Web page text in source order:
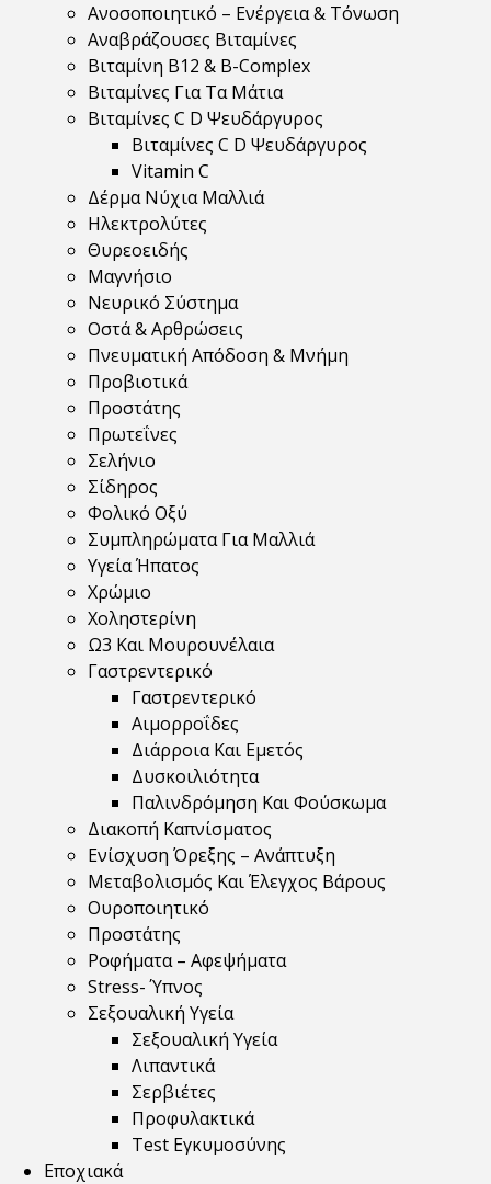
Ανοσοποιητικό – Ενέργεια & Τόνωση
Αναβράζουσες Βιταμίνες
Βιταμίνη B12 & Β-Complex
Βιταμίνες Για Τα Μάτια
Βιταμίνες C D Ψευδάργυρος
Βιταμίνες C D Ψευδάργυρος
Vitamin C
Δέρμα Νύχια Μαλλιά
Ηλεκτρολύτες
Θυρεοειδής
Μαγνήσιο
Νευρικό Σύστημα
Οστά & Αρθρώσεις
Πνευματική Απόδοση & Μνήμη
Προβιοτικά
Προστάτης
Πρωτεΐνες
Σελήνιο
Σίδηρος
Φολικό Οξύ
Συμπληρώματα Για Μαλλιά
Υγεία Ήπατος
Χρώμιο
Χοληστερίνη
Ω3 Και Μουρουνέλαια
Γαστρεντερικό
Γαστρεντερικό
Αιμορροΐδες
Διάρροια Και Εμετός
Δυσκοιλιότητα
Παλινδρόμηση Και Φούσκωμα
Διακοπή Καπνίσματος
Ενίσχυση Όρεξης – Ανάπτυξη
Μεταβολισμός Και Έλεγχος Βάρους
Ουροποιητικό
Προστάτης
Ροφήματα – Αφεψήματα
Stress- Ύπνος
Σεξουαλική Υγεία
Σεξουαλική Υγεία
Λιπαντικά
Σερβιέτες
Προφυλακτικά
Test Εγκυμοσύνης
Εποχιακά